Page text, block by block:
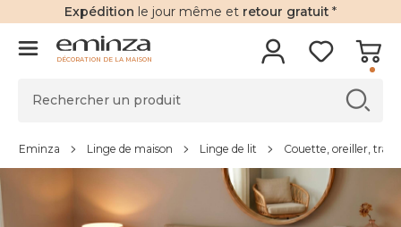
Expédition le jour même et retour gratuit *
DÉCORATION DE LA MAISON
Eminza Linge de maison Linge de lit Couette, oreiller,